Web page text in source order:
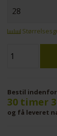
Bestil indenfor
30 timer
og få leveret